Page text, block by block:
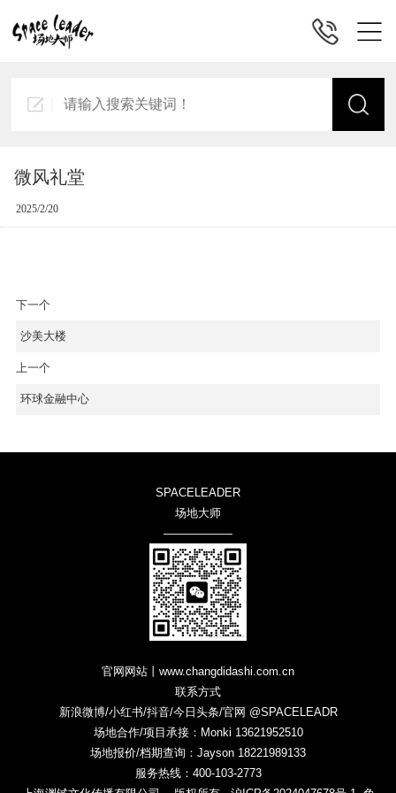
微风礼堂
2025/2/20
下一个
沙美大楼
上一个
环球金融中心
SPACELEADER
场地大师
——————
官网网站丨www.changdidashi.com.cn
联系方式
新浪微博/小红书/抖音/今日头条/官网 @SPACELEADR
场地合作/项目承接：Monki 13621952510
场地报价/档期查询：Jayson 18221989133
服务热线：400-103-2773